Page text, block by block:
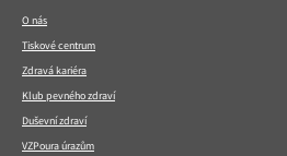
O nás
Tiskové centrum
Zdravá kariéra
Klub pevného zdraví
Duševní zdraví
VZPoura úrazům